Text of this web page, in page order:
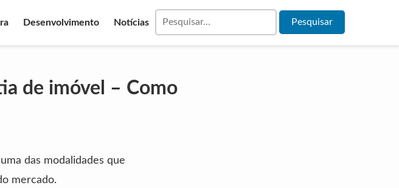
Desenvolvimento Notícias
de imóvel – Como
das modalidades que
mercado.